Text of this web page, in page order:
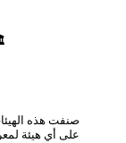
على أي هيئة